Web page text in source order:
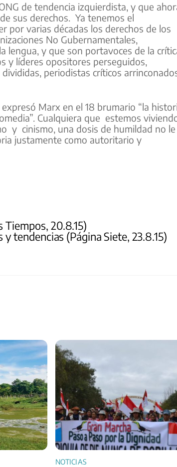
de tendencia izquierdista, y que
sus derechos. Ya tenemos el
por varias décadas los derechos de los
No Gubernamentales,
lengua, y que son portavoces de la
y líderes opositores perseguidos,
periodistas críticos
Marx en el 18 brumario “la
Cualquiera que estemos
y cinismo, una dosis de humildad no le
justamente como autoritario y
Tiempos, 20.8.15)
y tendencias (Página Siete, 23.8.15)
NOTICIAS